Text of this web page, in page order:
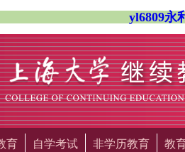
yl6809永
育 自学考试 非学历教育 教